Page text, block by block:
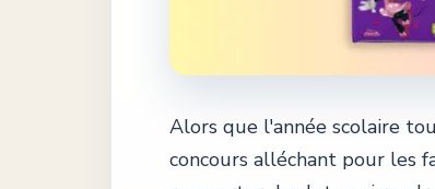
Alors que l'année scolaire
concours alléchant pour les